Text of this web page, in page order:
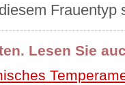
Frauentyp
Lesen Sie